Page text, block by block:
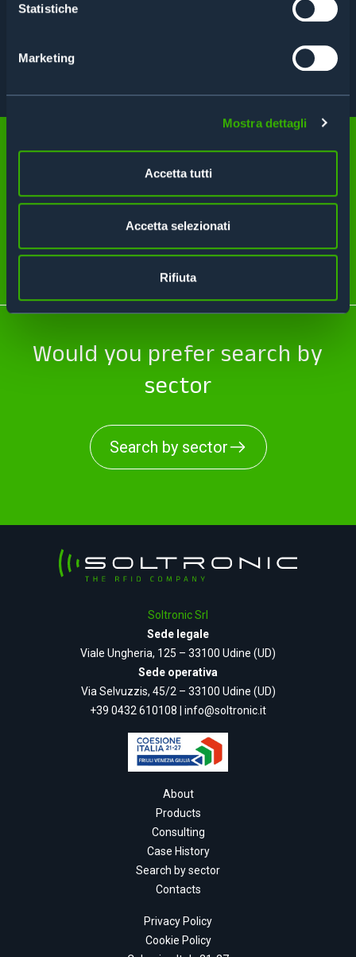
Statistiche
Marketing
Mostra dettagli
Accetta tutti
Accetta selezionati
Rifiuta
TECHNICAL DATA SHEET
Can't you find what you need?
Talk to us
Would you prefer search by
sector
Search by sector
Soltronic Srl
Sede legale
Viale Ungheria, 125 – 33100 Udine (UD)
Sede operativa
Via Selvuzzis, 45/2 – 33100 Udine (UD)
+39 0432 610108
info@soltronic.it
About
Products
Consulting
Case History
Search by sector
Contacts
Privacy Policy
Cookie Policy